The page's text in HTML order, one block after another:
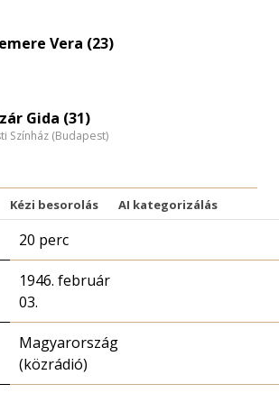
Vera (23)
Gida (31)
Színház (Budapest)
Kézi besorolás AI kategorizálás
20 perc
1946. február
03.
Magyarország
(közrádió)